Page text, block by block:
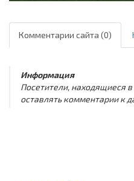
Комментарии сайта (0)
Информация
Посетители, находящиеся в
оставлять комментарии к